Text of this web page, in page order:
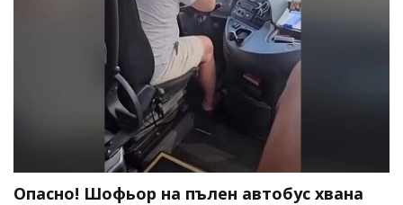
Опасно! Шофьор на пълен автобус хвана